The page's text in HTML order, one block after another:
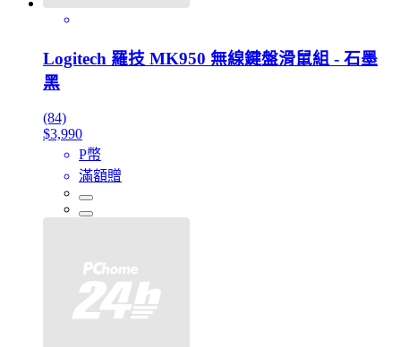
Logitech 羅技 MK950 無線鍵盤滑鼠組 - 石墨
黑
(84)
$3,990
P幣
滿額贈